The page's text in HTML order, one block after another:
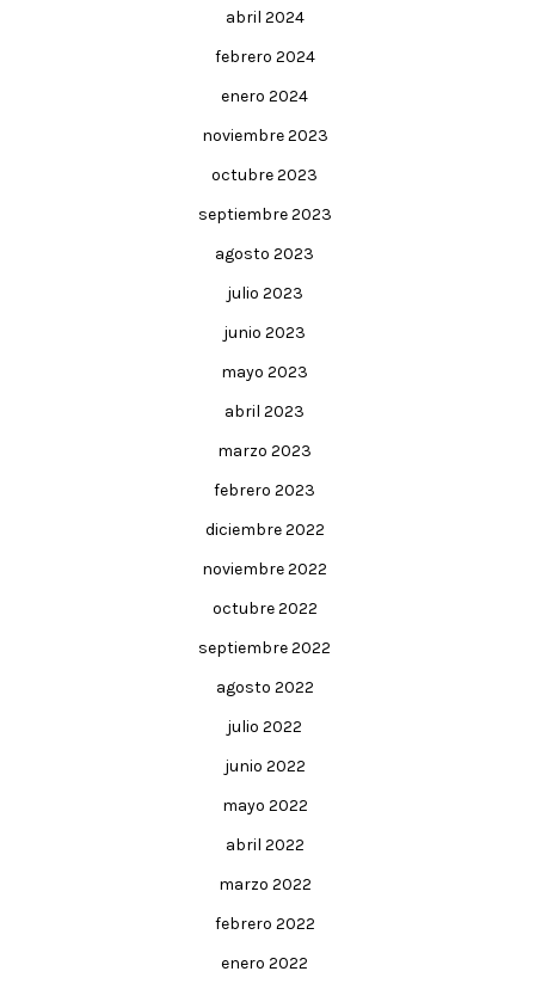
abril 2024
febrero 2024
enero 2024
noviembre 2023
octubre 2023
septiembre 2023
agosto 2023
julio 2023
junio 2023
mayo 2023
abril 2023
marzo 2023
febrero 2023
diciembre 2022
noviembre 2022
octubre 2022
septiembre 2022
agosto 2022
julio 2022
junio 2022
mayo 2022
abril 2022
marzo 2022
febrero 2022
enero 2022